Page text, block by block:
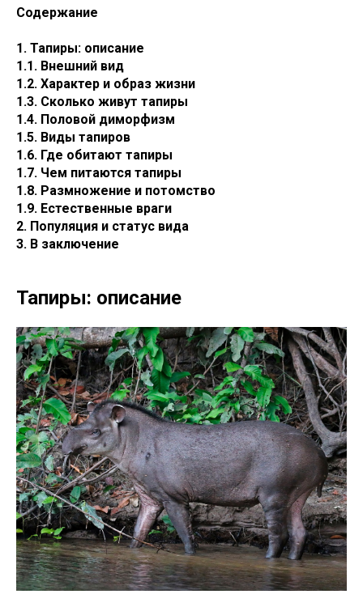
Содержание
1. Тапиры: описание
1.1. Внешний вид
1.2. Характер и образ жизни
1.3. Сколько живут тапиры
1.4. Половой диморфизм
1.5. Виды тапиров
1.6. Где обитают тапиры
1.7. Чем питаются тапиры
1.8. Размножение и потомство
1.9. Естественные враги
2. Популяция и статус вида
3. В заключение
Тапиры: описание